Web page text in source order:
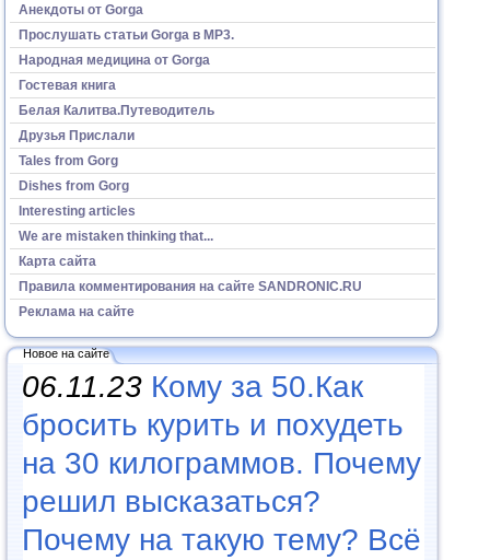
Анекдоты от Gorga
Прослушать статьи Gorga в МР3.
Народная медицина от Gorga
Гостевая книга
Белая Калитва.Путеводитель
Друзья Прислали
Tales from Gorg
Dishes from Gorg
Interesting articles
We are mistaken thinking that...
Карта сайта
Правила комментирования на сайте SANDRONIC.RU
Реклама на сайте
Новое на сайте
06.11.23 Кому за 50.Как
бросить курить и похудеть
на 30 килограммов. Почему
решил высказаться?
Почему на такую тему? Всё